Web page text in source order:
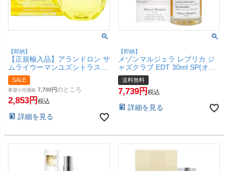
【即納】
【正規輸入品】アランドロン サ
ムライウーマンユズシトラス
EDP 40mlSP(オードパルファ
ム)【香水】【SBT】 (6060067)
SALE
希望小売価格 7,700 のところ
2,853 税込
詳細を見る
【即納】
メゾンマルジェラ レプリカ ジ
ャズクラブ EDT 30ml SP(オー
ドトワレ)【香水】【宅配便送
料無料】 (6059764)
送料無料
7,739 税込
詳細を見る